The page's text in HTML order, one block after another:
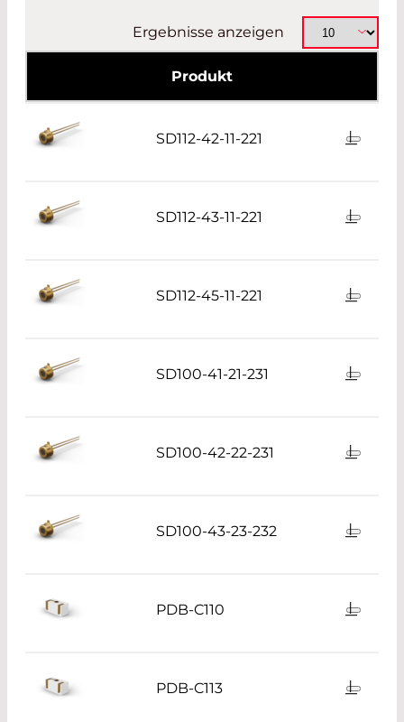
Ergebnisse anzeigen
Produkt
SD112-42-11-221
SD112-43-11-221
SD112-45-11-221
SD100-41-21-231
SD100-42-22-231
SD100-43-23-232
PDB-C110
PDB-C113